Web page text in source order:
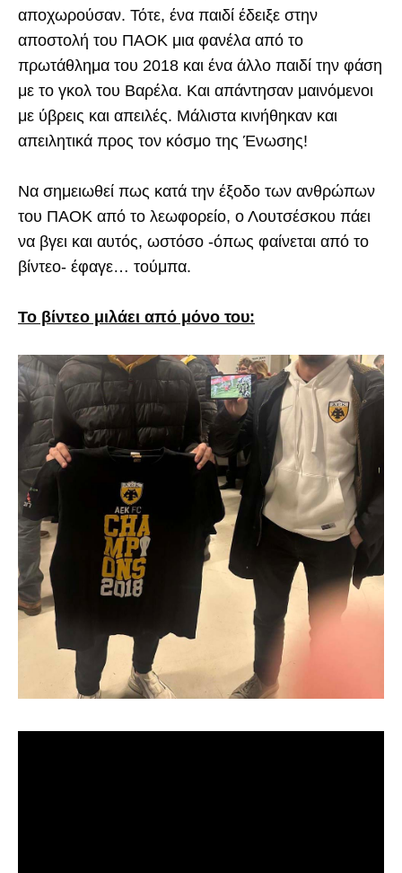
αποχωρούσαν. Τότε, ένα παιδί έδειξε στην
αποστολή του ΠΑΟΚ μια φανέλα από το
πρωτάθλημα του 2018 και ένα άλλο παιδί την φάση
με το γκολ του Βαρέλα. Και απάντησαν μαινόμενοι
με ύβρεις και απειλές. Μάλιστα κινήθηκαν και
απειλητικά προς τον κόσμο της Ένωσης!
Να σημειωθεί πως κατά την έξοδο των ανθρώπων
του ΠΑΟΚ από το λεωφορείο, ο Λουτσέσκου πάει
να βγει και αυτός, ωστόσο -όπως φαίνεται από το
βίντεο- έφαγε… τούμπα.
Το βίντεο μιλάει από μόνο του: